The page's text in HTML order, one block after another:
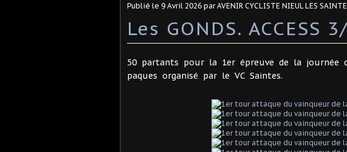
Publié le 9 Avril 2026 par AVENIR CYCLISTE NIEUL LES
Les GONDS. ACCESS
50 partants pour la 1er épreuve de la journée
paques organisé par le VC Saintes.